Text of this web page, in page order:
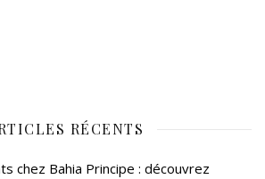
RÉCENTS
chez Bahia Principe : découvrez